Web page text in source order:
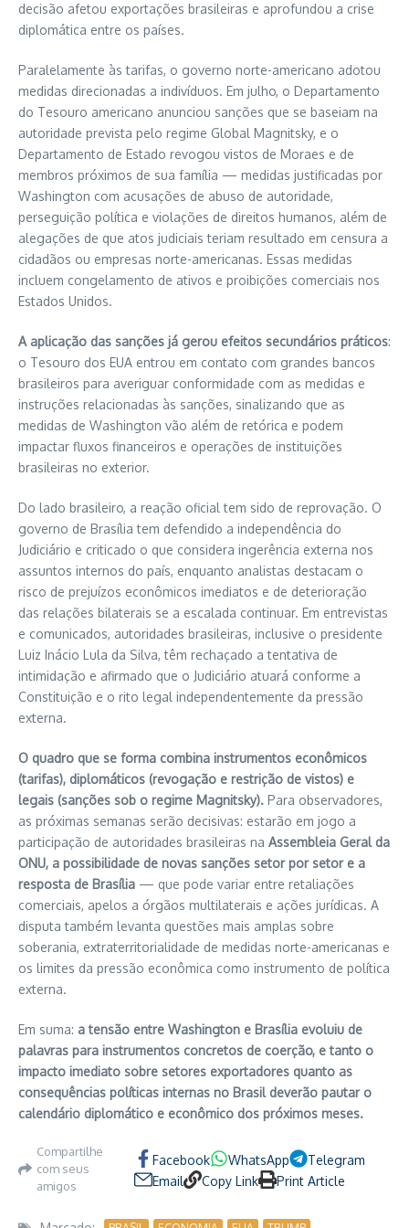
decisão afetou exportações brasileiras e aprofundou a crise
diplomática entre os países.
Paralelamente às tarifas, o governo norte-americano adotou
medidas direcionadas a indivíduos. Em julho, o Departamento
do Tesouro americano anunciou sanções que se baseiam na
autoridade prevista pelo regime Global Magnitsky, e o
Departamento de Estado revogou vistos de Moraes e de
membros próximos de sua família — medidas justificadas por
Washington com acusações de abuso de autoridade,
perseguição política e violações de direitos humanos, além de
alegações de que atos judiciais teriam resultado em censura a
cidadãos ou empresas norte-americanas. Essas medidas
incluem congelamento de ativos e proibições comerciais nos
Estados Unidos.
A aplicação das sanções já gerou efeitos secundários práticos:
o Tesouro dos EUA entrou em contato com grandes bancos
brasileiros para averiguar conformidade com as medidas e
instruções relacionadas às sanções, sinalizando que as
medidas de Washington vão além de retórica e podem
impactar fluxos financeiros e operações de instituições
brasileiras no exterior.
Do lado brasileiro, a reação oficial tem sido de reprovação. O
governo de Brasília tem defendido a independência do
Judiciário e criticado o que considera ingerência externa nos
assuntos internos do país, enquanto analistas destacam o
risco de prejuízos econômicos imediatos e de deterioração
das relações bilaterais se a escalada continuar. Em entrevistas
e comunicados, autoridades brasileiras, inclusive o presidente
Luiz Inácio Lula da Silva, têm rechaçado a tentativa de
intimidação e afirmado que o Judiciário atuará conforme a
Constituição e o rito legal independentemente da pressão
externa.
O quadro que se forma combina instrumentos econômicos
(tarifas), diplomáticos (revogação e restrição de vistos) e
legais (sanções sob o regime Magnitsky). Para observadores,
as próximas semanas serão decisivas: estarão em jogo a
participação de autoridades brasileiras na Assembleia Geral da
ONU, a possibilidade de novas sanções setor por setor e a
resposta de Brasília — que pode variar entre retaliações
comerciais, apelos a órgãos multilaterais e ações jurídicas. A
disputa também levanta questões mais amplas sobre
soberania, extraterritorialidade de medidas norte-americanas e
os limites da pressão econômica como instrumento de política
externa.
Em suma: a tensão entre Washington e Brasília evoluiu de
palavras para instrumentos concretos de coerção, e tanto o
impacto imediato sobre setores exportadores quanto as
consequências políticas internas no Brasil deverão pautar o
calendário diplomático e econômico dos próximos meses.
Compartilhe
com seus
amigos
Facebook WhatsApp
Telegram
Email
Copy Link Print Article